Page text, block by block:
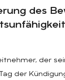
des
der
der